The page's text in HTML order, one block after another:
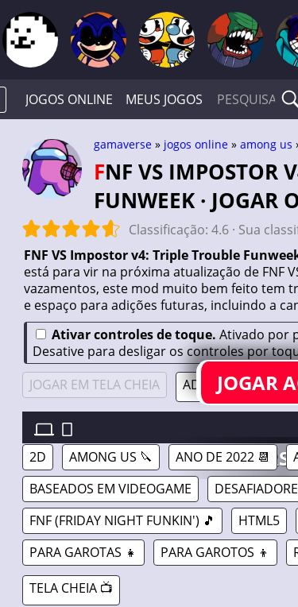
JOGOS ONLINE MEUS JOGOS
gamaverse » jogos online » among us
FNF VS IMPOSTOR V4: TRIPLE TROUBLE
FUNWEEK · JOGAR
Classificação: 4.6 · Sua
FNF VS Impostor v4: Triple Trouble
está para vir na próxima atualização de FNF
vazamentos, este mod muito bem feito tem
e espaço para adições futuras, incluindo a
Ativar controles de toque. Ativado por
Desative para desligar os controles por
JOGAR EM TELA CHEIA
ADICIONAR EM
JOGAR
FNF VS IMPOSTOR V4: TRIPLE TROUBLE
2D
AMONG US 🔪 ANO DE 2022 📆
BASEADOS EM VIDEOGAME
FNF (FRIDAY NIGHT FUNKIN') 🎵
HTML5
PARA GAROTAS 👧
PARA GAROTOS 👦
TELA CHEIA 📺